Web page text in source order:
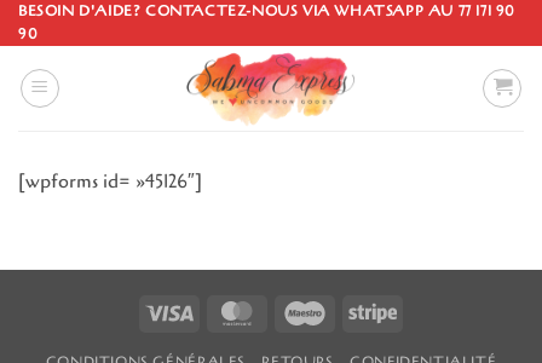
Passer
au
contenu
BESOIN D'AIDE? CONTACTEZ-NOUS VIA WHATSAPP AU 77 171 90
90
[wpforms id= »45126″]
Visa MasterCardMaestro Stripe